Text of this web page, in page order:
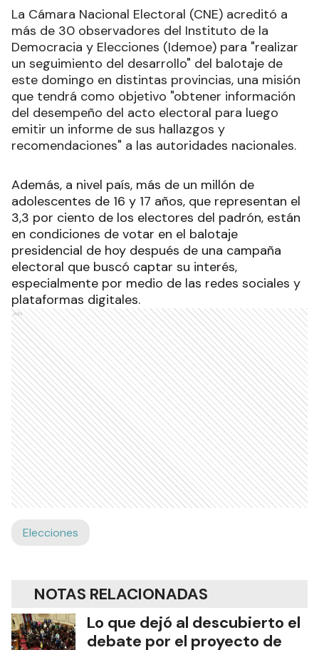
La Cámara Nacional Electoral (CNE) acreditó a
más de 30 observadores del Instituto de la
Democracia y Elecciones (Idemoe) para "realizar
un seguimiento del desarrollo" del balotaje de
este domingo en distintas provincias, una misión
que tendrá como objetivo "obtener información
del desempeño del acto electoral para luego
emitir un informe de sus hallazgos y
recomendaciones" a las autoridades nacionales.
Además, a nivel país, más de un millón de
adolescentes de 16 y 17 años, que representan el
3,3 por ciento de los electores del padrón, están
en condiciones de votar en el balotaje
presidencial de hoy después de una campaña
electoral que buscó captar su interés,
especialmente por medio de las redes sociales y
plataformas digitales.
Ads
Elecciones
NOTAS RELACIONADAS
Lo que dejó al descubierto el
debate por el proyecto de